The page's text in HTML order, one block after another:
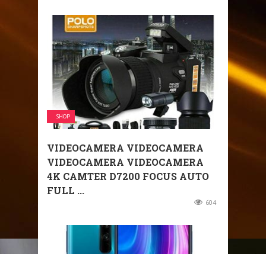
SHOP
VIDEOCAMERA VIDEOCAMERA
VIDEOCAMERA VIDEOCAMERA
4K CAMTER D7200 FOCUS AUTO
FULL ...
604